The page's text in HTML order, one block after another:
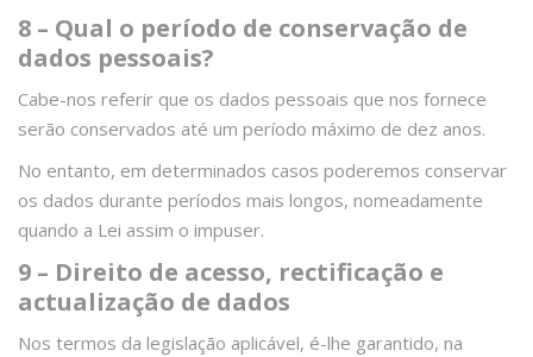
8 – Qual o período de conservação de
dados pessoais?
Cabe-nos referir que os dados pessoais que nos fornece
serão conservados até um período máximo de dez anos.
No entanto, em determinados casos poderemos conservar
os dados durante períodos mais longos, nomeadamente
quando a Lei assim o impuser.
9 – Direito de acesso, rectificação e
actualização de dados
Nos termos da legislação aplicável, é-lhe garantido, na